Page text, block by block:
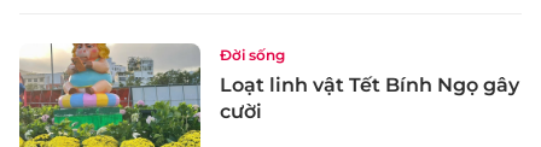
Đời sống
Loạt linh vật Tết Bính Ngọ gây
cười